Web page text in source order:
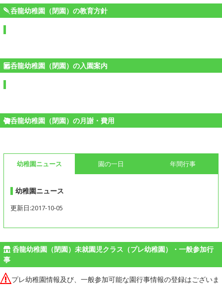
呑龍幼稚園（閉園）の教育方針
呑龍幼稚園（閉園）の入園案内
呑龍幼稚園（閉園）の月謝・費用
幼稚園ニュース 園の一日 年間行事
幼稚園ニュース
更新日:2017-10-05
呑龍幼稚園（閉園）未就園児クラス（プレ幼稚園）・一般参加行
事
プレ幼稚園情報及び、一般参加可能な園行事情報の登録はございま